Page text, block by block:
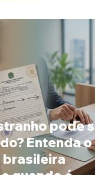
pode ser
Entenda o
brasileira